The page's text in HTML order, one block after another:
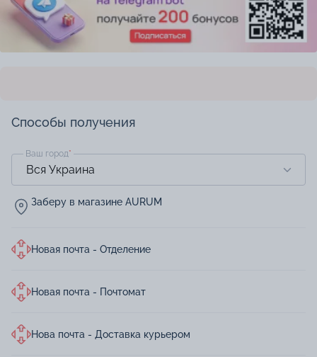
Способы получения
Ваш город*
Заберу в магазине AURUM
Новая почта - Отделение
Новая почта - Почтомат
Нова почта - Доставка курьером